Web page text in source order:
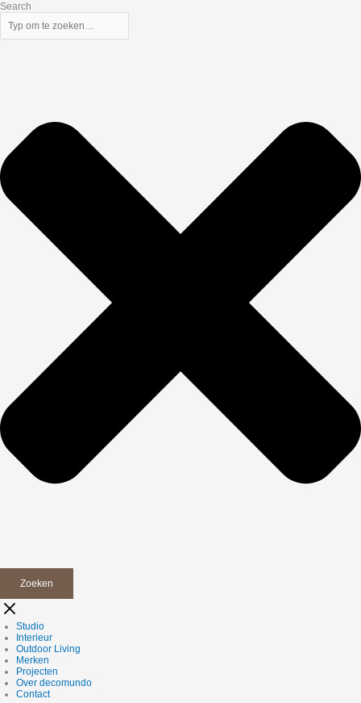
Search
Zoeken
Studio
Interieur
Outdoor Living
Merken
Projecten
Over decomundo
Contact